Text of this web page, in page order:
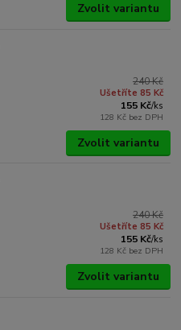
Zvolit variantu
240 Kč
Ušetříte 85 Kč
155 Kč/ks
128 Kč bez DPH
Zvolit variantu
240 Kč
Ušetříte 85 Kč
155 Kč/ks
128 Kč bez DPH
Zvolit variantu